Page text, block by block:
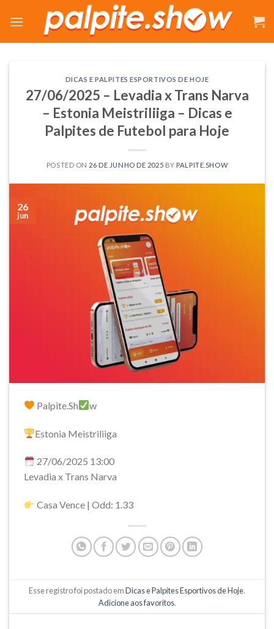
DICAS E PALPITES ESPORTIVOS DE HOJE
27/06/2025 – Levadia x Trans Narva
– Estonia Meistriliiga – Dicas e
Palpites de Futebol para Hoje
POSTED ON 26 DE JUNHO DE 2025 BY PALPITE.SHOW
26
jun
Palpite.Sh w
Estonia Meistriliiga
27/06/2025 13:00
Levadia x Trans Narva
Casa Vence | Odd: 1.33
Esse registro foi postado emDicas e Palpites Esportivos de Hoje.
Adicione aos favoritos.